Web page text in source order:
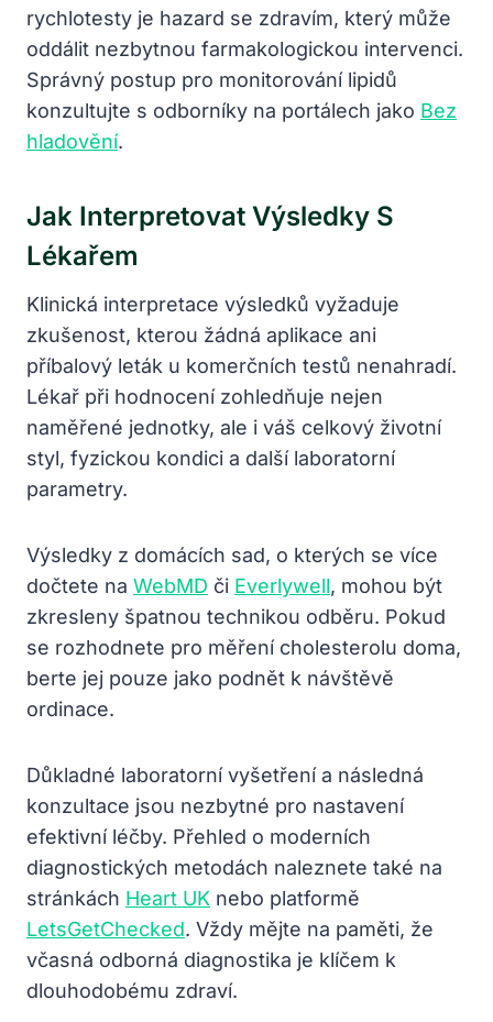
rychlotesty je hazard se zdravím, který může
oddálit nezbytnou farmakologickou intervenci.
Správný postup pro monitorování lipidů
konzultujte s odborníky na portálech jako Bez
hladovění.
Jak Interpretovat Výsledky S
Lékařem
Klinická interpretace výsledků vyžaduje
zkušenost, kterou žádná aplikace ani
příbalový leták u komerčních testů nenahradí.
Lékař při hodnocení zohledňuje nejen
naměřené jednotky, ale i váš celkový životní
styl, fyzickou kondici a další laboratorní
parametry.
Výsledky z domácích sad, o kterých se více
dočtete na WebMD či Everlywell, mohou být
zkresleny špatnou technikou odběru. Pokud
se rozhodnete pro měření cholesterolu doma,
berte jej pouze jako podnět k návštěvě
ordinace.
Důkladné laboratorní vyšetření a následná
konzultace jsou nezbytné pro nastavení
efektivní léčby. Přehled o moderních
diagnostických metodách naleznete také na
stránkách Heart UK nebo platformě
LetsGetChecked. Vždy mějte na paměti, že
včasná odborná diagnostika je klíčem k
dlouhodobému zdraví.